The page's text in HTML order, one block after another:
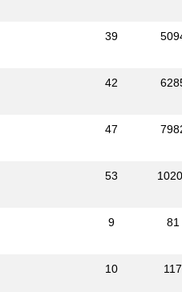
39
42
47
53
9 81
10 117